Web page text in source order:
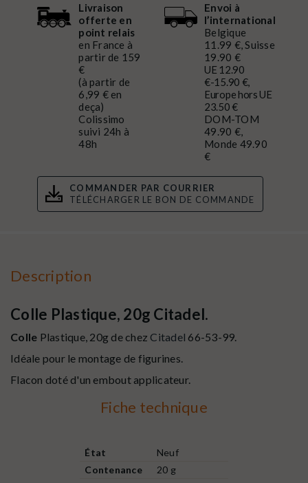
Livraison
offerte en
point relais
en France à
partir de 159
€
(à partir de
6,99 € en
deça)
Colissimo
suivi 24h à
48h
Envoi à
l’international
Belgique
11.99 €, Suisse
19.90 €
UE 12.90
€-15.90 €,
Europe hors UE
23.50 €
DOM-TOM
49.90 €,
Monde 49.90
€
COMMANDER PAR COURRIER
TÉLÉCHARGER LE BON DE COMMANDE
Description
Colle Plastique, 20g Citadel.
Colle Plastique, 20g de chez Citadel 66-53-99
Idéale pour le montage de figurines.
Flacon doté d'un embout applicateur.
Fiche technique
État
Neuf
Contenance
20 g